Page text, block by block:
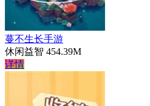
蔓不生长手游
休闲益智 454.39M
详情